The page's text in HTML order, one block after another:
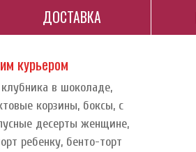
ДОСТАВКА
курьером
в шоколаде,
корзины, боксы, с
десерты женщине,
ребенку, бенто-торт